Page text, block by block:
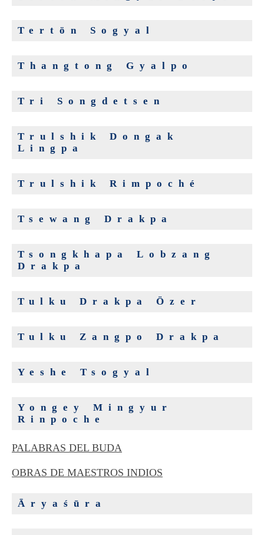
Tertön Sogyal
Thangtong Gyalpo
Tri Songdetsen
Trulshik Dongak
Lingpa
Trulshik Rimpoché
Tsewang Drakpa
Tsongkhapa Lobzang
Drakpa
Tulku Drakpa Özer
Tulku Zangpo Drakpa
Yeshe Tsogyal
Yongey Mingyur
Rinpoche
PALABRAS DEL BUDA
OBRAS DE MAESTROS INDIOS
Āryaśūra